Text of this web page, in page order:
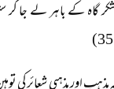
کے باہر لے جا کر